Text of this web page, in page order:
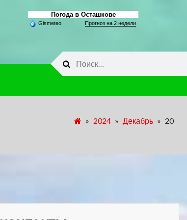
Погода в Осташкове
Gismeteo Прогноз на 2 недели
» 2024 » Декабрь » 20